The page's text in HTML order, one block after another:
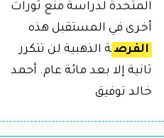
المتحدة لدراسة منع ثورات
أخرى في المستقبل هذه
الفرص ة الذهبية لن تتكرر
ثانية إلا بعد مائة عام. أحمد
خالد توفيق